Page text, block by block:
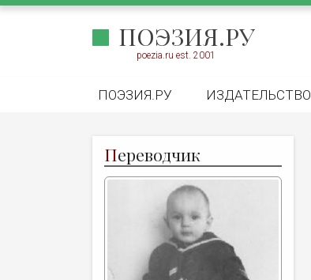
ПОЭЗИЯ.РУ
poezia.ru est. 2001
ПОЭЗИЯ.РУ ИЗДАТЕЛЬСТВО
Переводчик